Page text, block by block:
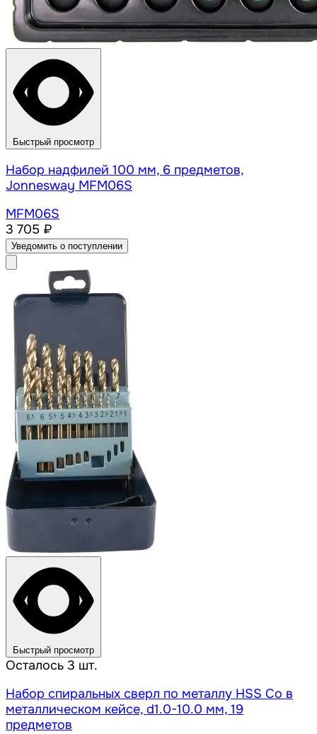
Быстрый просмотр
Набор надфилей 100 мм, 6 предметов,
Jonnesway MFM06S
MFM06S
3 705 ₽
Уведомить о поступлении
Быстрый просмотр
Осталось 3 шт.
Набор спиральных сверл по металлу HSS Co в
металлическом кейсе, d1.0-10.0 мм, 19
предметов